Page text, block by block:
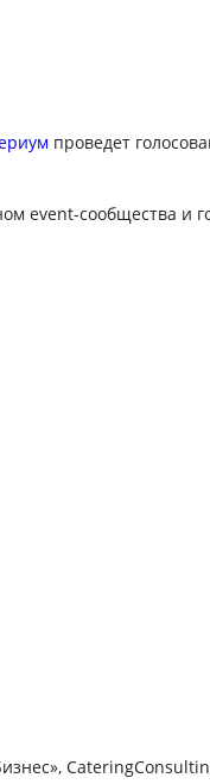
проведет
event-сообщества и